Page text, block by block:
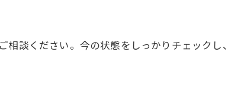
相談ください。今の状態をしっかりチェックし